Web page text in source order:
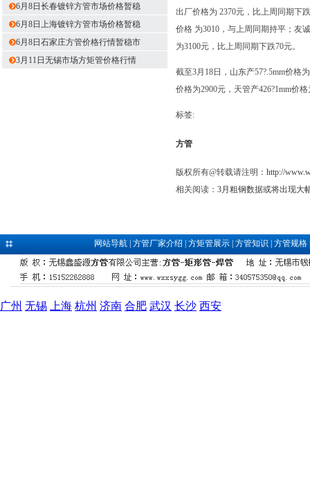
6月8日长春镀锌方管市场价格暂稳
6月8日上海镀锌方管市场价格暂稳
6月8日石家庄方管价格行情暂稳市
3月11日无锡市场方矩管价格行情
出厂价格为 2370元，比上周同期下
价格 为3010，与上周同期持平；友
为3100元，比上周同期下跌70元。
截至3月18日，山东产57?.5mm价格
价格为2900元，天管产426?1mm价
标签:
方管
版权所有@转载请注明： http://
相关阅读： 3月粗钢数据或将出现大
网站导航| 方管厂家介绍 方矩管展示| 方管知识 方管规格
广州 无锡 上海 杭州 济南 合肥 武汉 长沙 西安